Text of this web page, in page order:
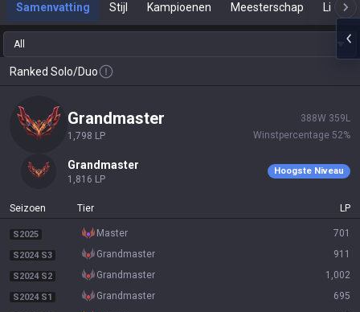
Samenvatting Stijl Kampioenen Meesterschap Live
All
Ranked Solo/Duo
grandmaster
1,798 LP
388W 359 L
Winstpercentage 52%
grandmaster
1,816 LP
Hoogste Niveau
Seizoen Tier LP
S2025 master 701
S2024 S3 grandmaster 911
S2024 S2 grandmaster 1,002
S2024 S1 grandmaster 695